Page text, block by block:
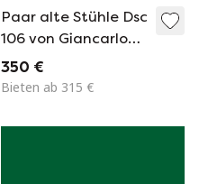
Paar alte Stühle Dsc
106 von Giancarlo
Piretti für Anonima
Casteli, 1960
350 €
Bieten ab 315 €